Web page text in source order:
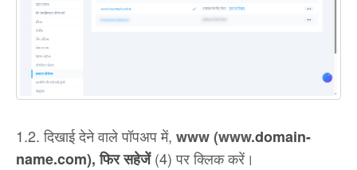
1.2. दिखाई देने वाले पॉपअप में, www (www.domain-
name.com), फिर सहेजें(4) पर क्लिक करें।